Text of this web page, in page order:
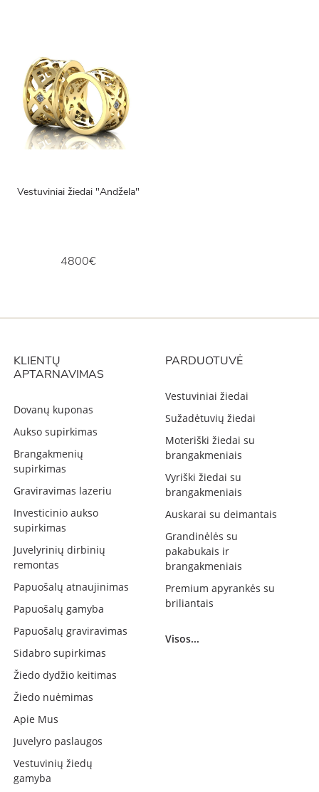
Vestuviniai žiedai "Andžela"
4800€
KLIENTŲ
APTARNAVIMAS
Dovanų kuponas
Aukso supirkimas
Brangakmenių
supirkimas
Graviravimas lazeriu
Investicinio aukso
supirkimas
Juvelyrinių dirbinių
remontas
Papuošalų atnaujinimas
Papuošalų gamyba
Papuošalų graviravimas
Sidabro supirkimas
Žiedo dydžio keitimas
Žiedo nuėmimas
Apie Mus
Juvelyro paslaugos
Vestuvinių žiedų
gamyba
PARDUOTUVĖ
Vestuviniai žiedai
Sužadėtuvių žiedai
Moteriški žiedai su
brangakmeniais
Vyriški žiedai su
brangakmeniais
Auskarai su deimantais
Grandinėlės su
pakabukais ir
brangakmeniais
Premium apyrankės su
briliantais
Visos...